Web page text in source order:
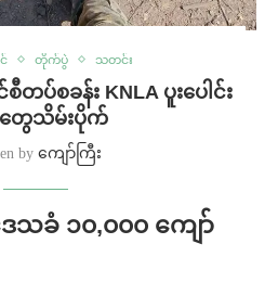
တိုက်ပွဲ သတင်း
ပ်စခန်း KNLA ပူးပေါင်း
ေသိမ်းပိုက်
by ကျော်ကြီး
သခံ ၁၀,၀၀၀ ကျော်